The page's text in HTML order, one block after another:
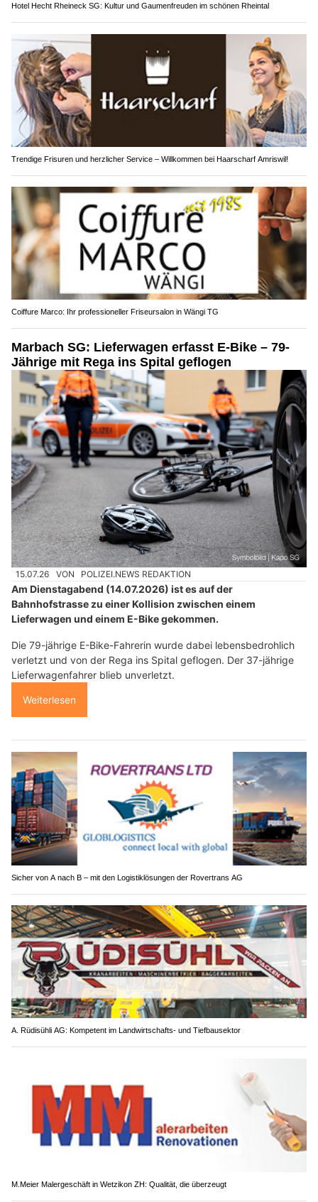
Hotel Hecht Rheineck SG: Kultur und Gaumenfreuden im schönen Rheintal
Trendige Frisuren und herzlicher Service – Willkommen bei Haarscharf Amriswil!
Coiffure Marco: Ihr professioneller Friseursalon in Wängi TG
Marbach SG: Lieferwagen erfasst E-Bike – 79-
Jährige mit Rega ins Spital geflogen
15.07.26 VON POLIZEI.NEWS REDAKTION
Am Dienstagabend (14.07.2026) ist es auf der
Bahnhofstrasse zu einer Kollision zwischen einem
Lieferwagen und einem E-Bike gekommen.
Die 79-jährige E-Bike-Fahrerin wurde dabei lebensbedrohlich
verletzt und von der Rega ins Spital geflogen. Der 37-jährige
Lieferwagenfahrer blieb unverletzt.
Weiterlesen
Sicher von A nach B – mit den Logistiklösungen der Rovertrans AG
A. Rüdisühli AG: Kompetent im Landwirtschafts- und Tiefbausektor
M.Meier Malergeschäft in Wetzikon ZH: Qualität, die überzeugt